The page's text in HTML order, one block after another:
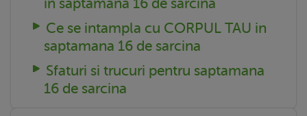
Ce se intampla cu CORPUL TAU in
saptamana 16 de sarcina
Sfaturi si trucuri pentru saptamana
16 de sarcina